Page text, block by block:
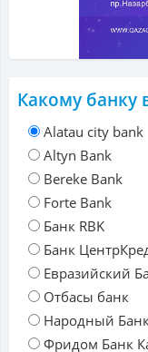
Какому банку
Alatau city bank
Altyn Bank
Bereke Bank
Forte Bank
Банк RBK
Банк
Евразийский
Отбасы банк
Народный Банк
Фридом Банк